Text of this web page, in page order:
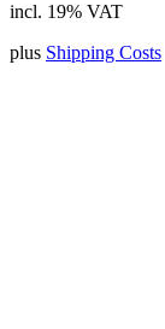
incl. 19% VAT
plus Shipping Costs